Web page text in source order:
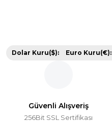
Dolar Kuru($): Euro Kuru(€):
Güvenli Alışveriş
256Bit SSL Sertifikası